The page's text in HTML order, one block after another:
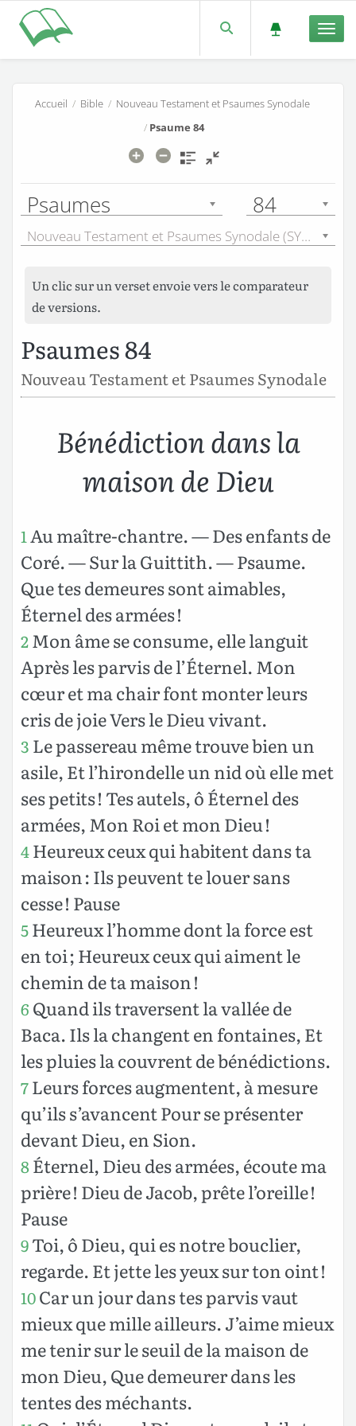
Accueil / Bible / Nouveau Testament et Psaumes Synodale
/ Psaume 84
Psaumes 84
Nouveau Testament et Psaumes Synodale (SYN) - 1921
Un clic sur un verset envoie vers le comparateur
de versions.
Psaumes 84
Nouveau Testament et Psaumes Synodale
Bénédiction dans la
maison de Dieu
1 Au maître-chantre. — Des enfants de
Coré. — Sur la Guittith. — Psaume.
Que tes demeures sont aimables,
Éternel des armées !
2Mon âme se consume, elle languit
Après les parvis de l’Éternel. Mon
cœur et ma chair font monter leurs
cris de joie Vers le Dieu vivant.
3 Le passereau même trouve bien un
asile, Et l’hirondelle un nid où elle met
ses petits ! Tes autels, ô Éternel des
armées, Mon Roi et mon Dieu !
4Heureux ceux qui habitent dans ta
maison : Ils peuvent te louer sans
cesse ! Pause
5Heureux l’homme dont la force est
en toi ; Heureux ceux qui aiment le
chemin de ta maison !
6 Quand ils traversent la vallée de
Baca. Ils la changent en fontaines, Et
les pluies la couvrent de bénédictions.
7Leurs forces augmentent, à mesure
qu’ils s’avancent Pour se présenter
devant Dieu, en Sion.
8Éternel, Dieu des armées, écoute ma
prière ! Dieu de Jacob, prête l’oreille !
Pause
9Toi, ô Dieu, qui es notre bouclier,
regarde. Et jette les yeux sur ton oint !
10Car un jour dans tes parvis vaut
mieux que mille ailleurs. J’aime mieux
me tenir sur le seuil de la maison de
mon Dieu, Que demeurer dans les
tentes des méchants.